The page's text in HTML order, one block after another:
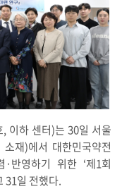
이하 센터)는 30일 서울
재)에서 대한민국약전
반영하기 위한 ‘제1회
31일 전했다.